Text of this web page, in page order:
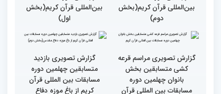
گزارش تصویری دومین روز
رقابت بخش برادران
چهلمین دوره مسابقات
بین‌المللی قرآن کریم(بخش
دوم)
گزارش تصویری دومین روز
رقابت بخش برادران
چهلمین دوره مسابقات
بین‌المللی قرآن کریم(بخش
اول)